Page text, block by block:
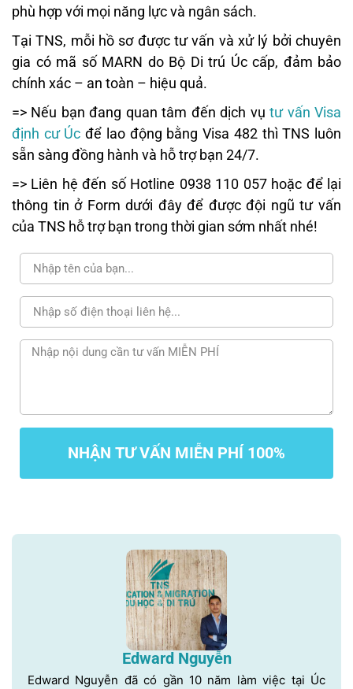
phù hợp với mọi năng lực và ngân sách.
Tại TNS, mỗi hồ sơ được tư vấn và xử lý bởi chuyên
gia có mã số MARN do Bộ Di trú Úc cấp, đảm bảo
chính xác – an toàn – hiệu quả.
=> Nếu bạn đang quan tâm đến dịch vụtư vấn Visa
định cư Úc để lao động bằng Visa 482 thì TNS luôn
sẵn sàng đồng hành và hỗ trợ bạn 24/7.
=> Liên hệ đến số Hotline 0938 110 057 hoặc để lại
thông tin ở Form dưới đây để được đội ngũ tư vấn
của TNS hỗ trợ bạn trong thời gian sớm nhất nhé!
NHẬN TƯ VẤN MIỄN PHÍ 100%
Edward Nguyễn
Edward Nguyễn đã có gần 10 năm làm việc tại Úc